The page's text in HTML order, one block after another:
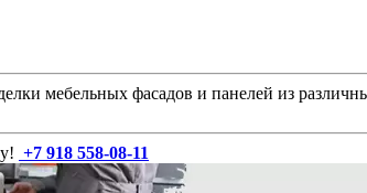
мебельных фасадов и панелей из
+7 918 558-08-11